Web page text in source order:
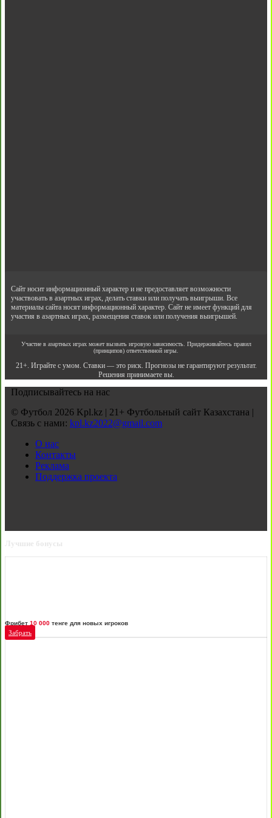
Сайт носит информационный характер и не предоставляет возможности
участвовать в азартных играх, делать ставки или получать выигрыши. Все
материалы сайта носят информационный характер. Сайт не имеет функций для
участия в азартных играх, размещения ставок или получения выигрышей.
Участие в азартных играх может вызвать игровую зависимость. Придерживайтесь правил
(принципов) ответственной игры.
21+. Играйте с умом. Ставки — это риск. Прогнозы не гарантируют результат.
Решения принимаете вы.
Подписывайтесь на нас
© Футбол 2026 Kpl.kz | 21+ Футбольный сайт Казахстана |
Связь с нами: kpl.kz2022@gmail.com
О нас
Контакты
Реклама
Поддержка проекта
Лучшие бонусы
Фрибет 10 000 тенге для новых игроков
Забрать